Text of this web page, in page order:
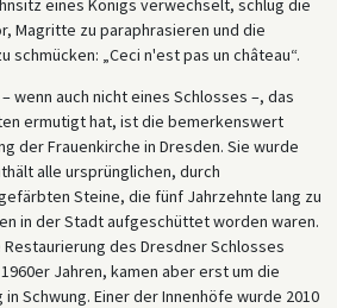
eines Königs verwechselt, schlug die
Magritte zu paraphrasieren und die
schmücken: „Ceci n'est pas un château“.
wenn auch nicht eines Schlosses –, das
ermutigt hat, ist die bemerkenswert
der Frauenkirche in Dresden. Sie wurde
alle ursprünglichen, durch
Steine, die fünf Jahrzehnte lang zu
in der Stadt aufgeschüttet worden waren.
des Dresdner Schlosses
Jahren, kamen aber erst um die
Schwung. Einer der Innenhöfe wurde 2010